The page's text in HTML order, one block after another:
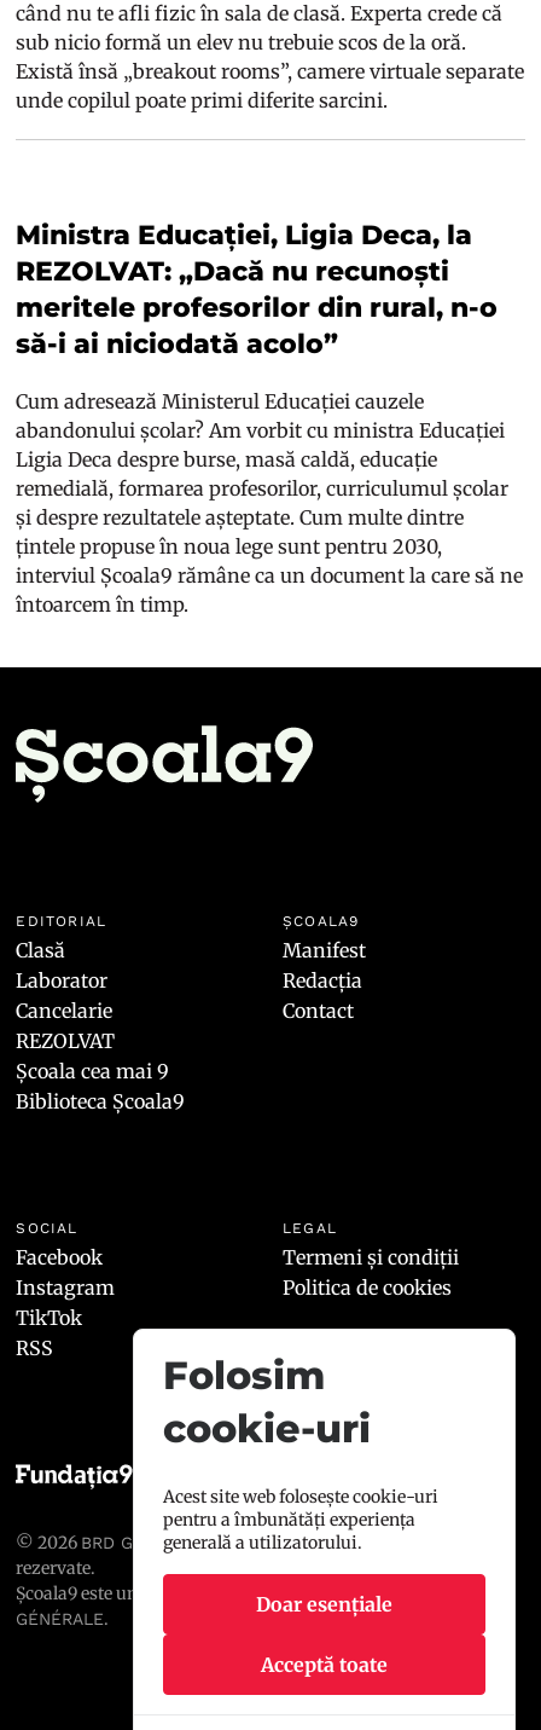
când nu te afli fizic în sala de clasă. Experta crede că
sub nicio formă un elev nu trebuie scos de la oră.
Există însă „breakout rooms”, camere virtuale separate
unde copilul poate primi diferite sarcini.
Ministra Educației, Ligia Deca, la
REZOLVAT: „Dacă nu recunoști
meritele profesorilor din rural, n-o
să-i ai niciodată acolo”
Cum adresează Ministerul Educației cauzele
abandonului școlar? Am vorbit cu ministra Educației
Ligia Deca despre burse, masă caldă, educație
remedială, formarea profesorilor, curriculumul școlar
și despre rezultatele așteptate. Cum multe dintre
țintele propuse în noua lege sunt pentru 2030,
interviul Școala9 rămâne ca un document la care să ne
întoarcem în timp.
EDITORIAL
Clasă
Laborator
Cancelarie
REZOLVAT
Școala cea mai 9
Biblioteca Școala9
ȘCOALA9
Manifest
Redacția
Contact
SOCIAL
Facebook
Instagram
TikTok
RSS
LEGAL
Termeni și condiții
Politica de cookies
© 2026 BRD GROUPE SOCIÉTÉ GÉNÉRALE
rezervate.
Școala9 este un proiect susținut de
BRD GROUPE SOCIÉTÉ
GÉNÉRALE.
Folosim
cookie-uri
Acest site web folosește cookie-uri
pentru a îmbunătăți experiența
generală a utilizatorului.
Doar esențiale
Acceptă toate